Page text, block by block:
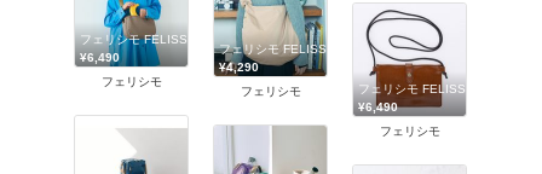
フェリシモ FELISSIMO
¥6,490
フェリシモ
フェリシモ FELISSIMO
¥4,290
フェリシモ
フェリシモ FELISSIMO
¥6,490
フェリシモ